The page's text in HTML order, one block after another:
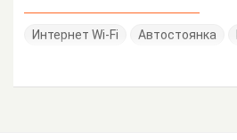
Интернет Wi-Fi Автостоянка